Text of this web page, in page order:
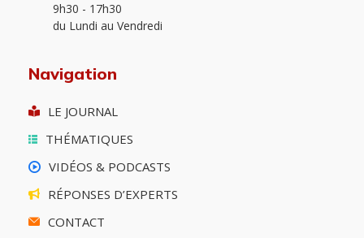
9h30 - 17h30
du Lundi au Vendredi
Navigation
LE JOURNAL
THÉMATIQUES
VIDÉOS & PODCASTS
RÉPONSES D’EXPERTS
CONTACT